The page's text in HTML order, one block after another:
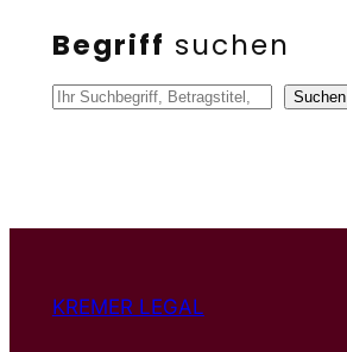
Begriff suchen
S
n
Suchen
KREMER LEGAL